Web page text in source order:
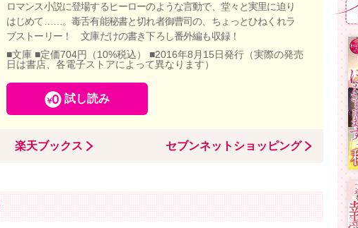
ロマンス小説に登場するヒーローのような言動で、堂々と実里に迫り
はじめて……。毒舌有能秘書と切れ者御曹司の、ちょっとひねくれラ
ブストーリー！ 文庫だけの書き下ろし番外編も収録！
■文庫 ■定価704円（10%税込） ■2016年8月15日発行（実際の発売
日は書店、各電子ストアによって異なります）
試し読み
楽天ブックス セブンネットショッピング